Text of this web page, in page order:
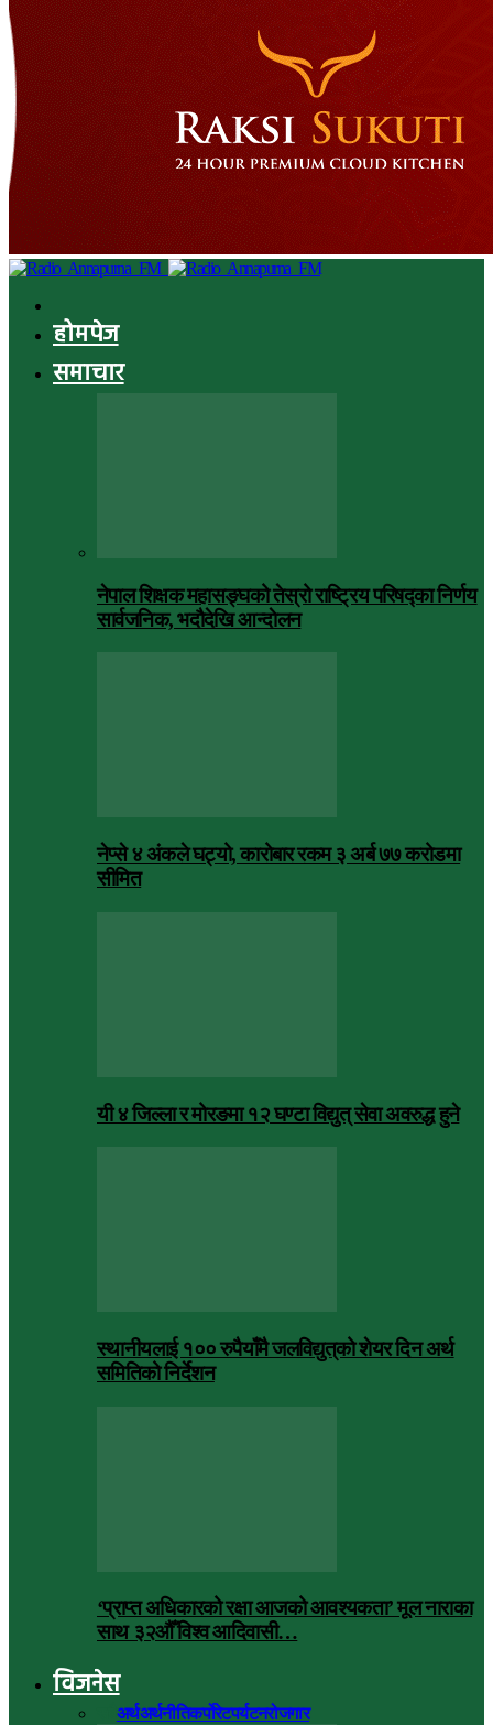
होमपेज
समाचार
नेपाल शिक्षक महासङ्घको तेस्रो राष्ट्रिय परिषद्का निर्णय
सार्वजनिक, भदाैदेखि आन्दाेलन
नेप्से ४ अंकले घट्यो, कारोबार रकम ३ अर्ब ७७ करोडमा
सीमित
यी ४ जिल्ला र मोरङमा १२ घण्टा विद्युत् सेवा अवरुद्ध हुने
स्थानीयलाई १०० रुपैयाँमै जलविद्युत्‌को शेयर दिन अर्थ
समितिको निर्देशन
‘प्राप्त अधिकारको रक्षा आजको आवश्यकता’ मूल नाराका
साथ ३२औँ विश्व आदिवासी…
विजनेस
अर्थअर्थनीतिकर्पोरेटपर्यटनरोजगार